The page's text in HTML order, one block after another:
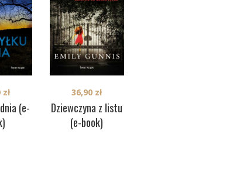
(e-
zł
Dziewczyna z listu
(e-book)
36,90 zł